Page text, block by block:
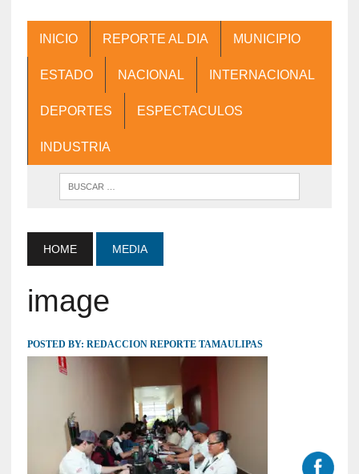
INICIO REPORTE AL DIA MUNICIPIO
ESTADO NACIONAL INTERNACIONAL
DEPORTES ESPECTACULOS
INDUSTRIA
HOME MEDIA
image
POSTED BY: REDACCION REPORTE TAMAULIPAS